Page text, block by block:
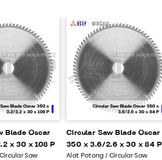
Blade Oscar
x 30 x 108 P
Saw
Circular Saw Blade Oscar
350 x 3.6/2.6 x 30 x 84 P
Alat Potong / Circular Saw